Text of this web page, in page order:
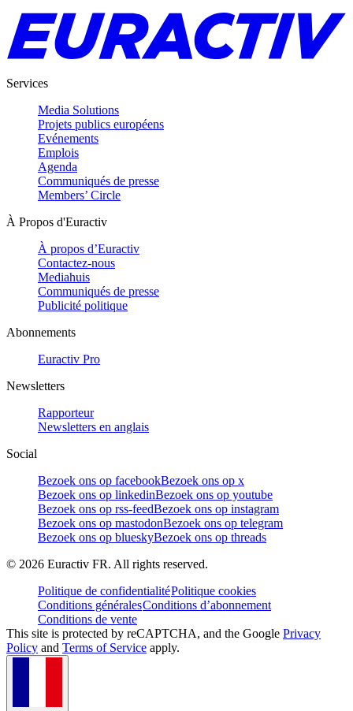
Services
Media Solutions
Projets publics européens
Evénements
Emplois
Agenda
Communiqués de presse
Members’ Circle
À Propos d'Euractiv
À propos d’Euractiv
Contactez-nous
Mediahuis
Communiqués de presse
Publicité politique
Abonnements
Euractiv Pro
Newsletters
Rapporteur
Newsletters en anglais
Social
Bezoek ons op facebookBezoek ons op x
Bezoek ons op linkedinBezoek ons op youtube
Bezoek ons op rss-feedBezoek ons op instagram
Bezoek ons op mastodonBezoek ons op telegram
Bezoek ons op blueskyBezoek ons op threads
© 2026 Euractiv FR. All rights reserved.
Politique de confidentialitéPolitique cookies
Conditions généralesConditions d’abonnement
Conditions de vente
This site is protected by reCAPTCHA, and the Google Privacy
Policy and Terms of Service apply.